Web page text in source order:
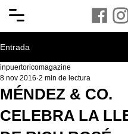
Entrada
MÉNDEZ & CO.
CELEBRA LA
inpuertoricomagazine
8 nov 2016 2 min de lectura